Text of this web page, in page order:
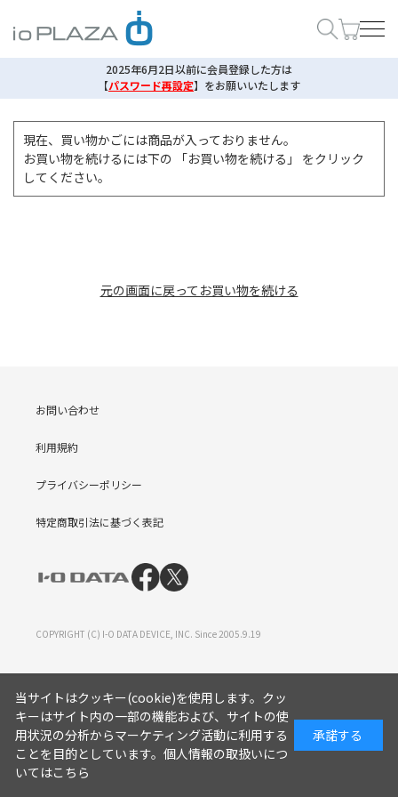
2025年6月2日以前に会員登録した方は
【パスワード再設定】 をお願いいたします
現在、買い物かごには商品が入っておりません。
お買い物を続けるには下の 「お買い物を続ける」 をクリック
してください。
元の画面に戻ってお買い物を続ける
お問い合わせ
利用規約
プライバシーポリシー
特定商取引法に基づく表記
COPYRIGHT (C) I-O DATA DEVICE, INC. Since 2005.9.19
当サイトはクッキー(cookie)を使用します。クッ
キーはサイト内の一部の機能および、サイトの使
用状況の分析からマーケティング活動に利用する
ことを目的としています。 個人情報の取扱いにつ
いてはこちら
承諾する